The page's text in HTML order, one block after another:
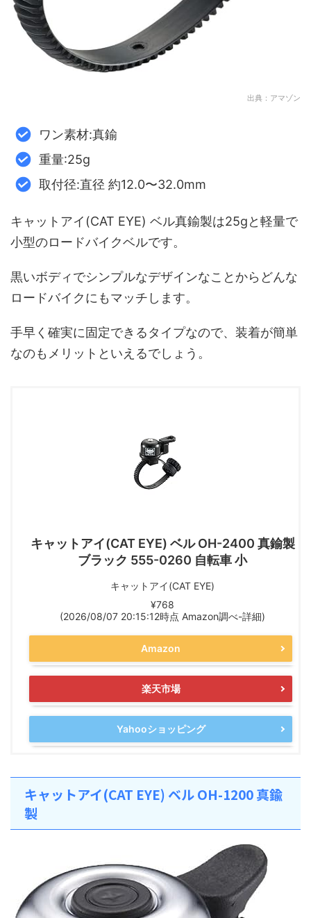
出典：アマゾン
ワン素材:真鍮
重量:25g
取付径:直径 約12.0〜32.0mm
キャットアイ(CAT EYE) ベル真鍮製は25gと軽量で
小型のロードバイクベルです。
黒いボディでシンプルなデザインなことからどんな
ロードバイクにもマッチします。
手早く確実に固定できるタイプなので、装着が簡単
なのもメリットといえるでしょう。
キャットアイ(CAT EYE) ベル OH-2400 真鍮製
ブラック 555-0260 自転車 小
キャットアイ(CAT EYE)
¥768
(2026/08/07 20:15:12時点 Amazon調べ-詳細)
Amazon
楽天市場
Yahooショッピング
キャットアイ(CAT EYE) ベル OH-1200 真鍮
製